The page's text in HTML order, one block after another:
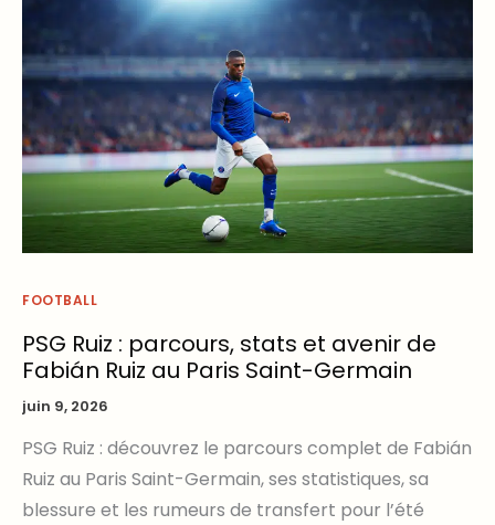
FOOTBALL
PSG Ruiz : parcours, stats et avenir de
Fabián Ruiz au Paris Saint-Germain
juin 9, 2026
PSG Ruiz : découvrez le parcours complet de Fabián
Ruiz au Paris Saint-Germain, ses statistiques, sa
blessure et les rumeurs de transfert pour l’été